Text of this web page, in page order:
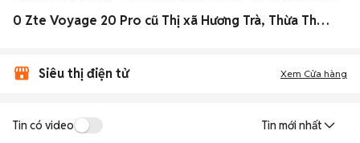
0 Zte Voyage 20 Pro cũ Thị xã Hương Trà, Thừa Thiên Huế đẹp
Siêu thị điện tử Xem Cửa hàng
Tin có video Tin mới nhất